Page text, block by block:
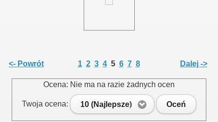
<- Powrót 1 2 3 4 5 6 7 8 Dalej ->
Ocena: Nie ma na razie żadnych ocen
Twoja ocena: 10 (Najlepsze) Oceń